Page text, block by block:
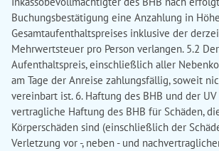
Buchungsbestätigung eine Anzahlung in
Gesamtaufenthaltspreises inklusive der
Mehrwertsteuer pro Person verlangen. 5.2
Aufenthaltspreis, einschließlich aller
am Tage der Anreise zahlungsfällig, soweit
vereinbart ist. 6. Haftung des BHB und der UV
vertragliche Haftung des BHB für Schäden,
Körperschäden sind (einschließlich der
Verletzung vor -, neben - und